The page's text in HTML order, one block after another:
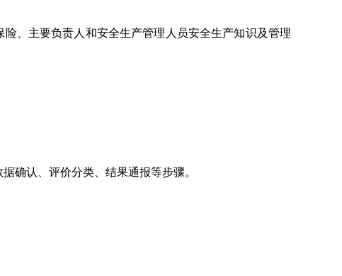
、主要负责人和安全生产管理人员安全生产知识及管理
确认、评价分类、结果通报等步骤。